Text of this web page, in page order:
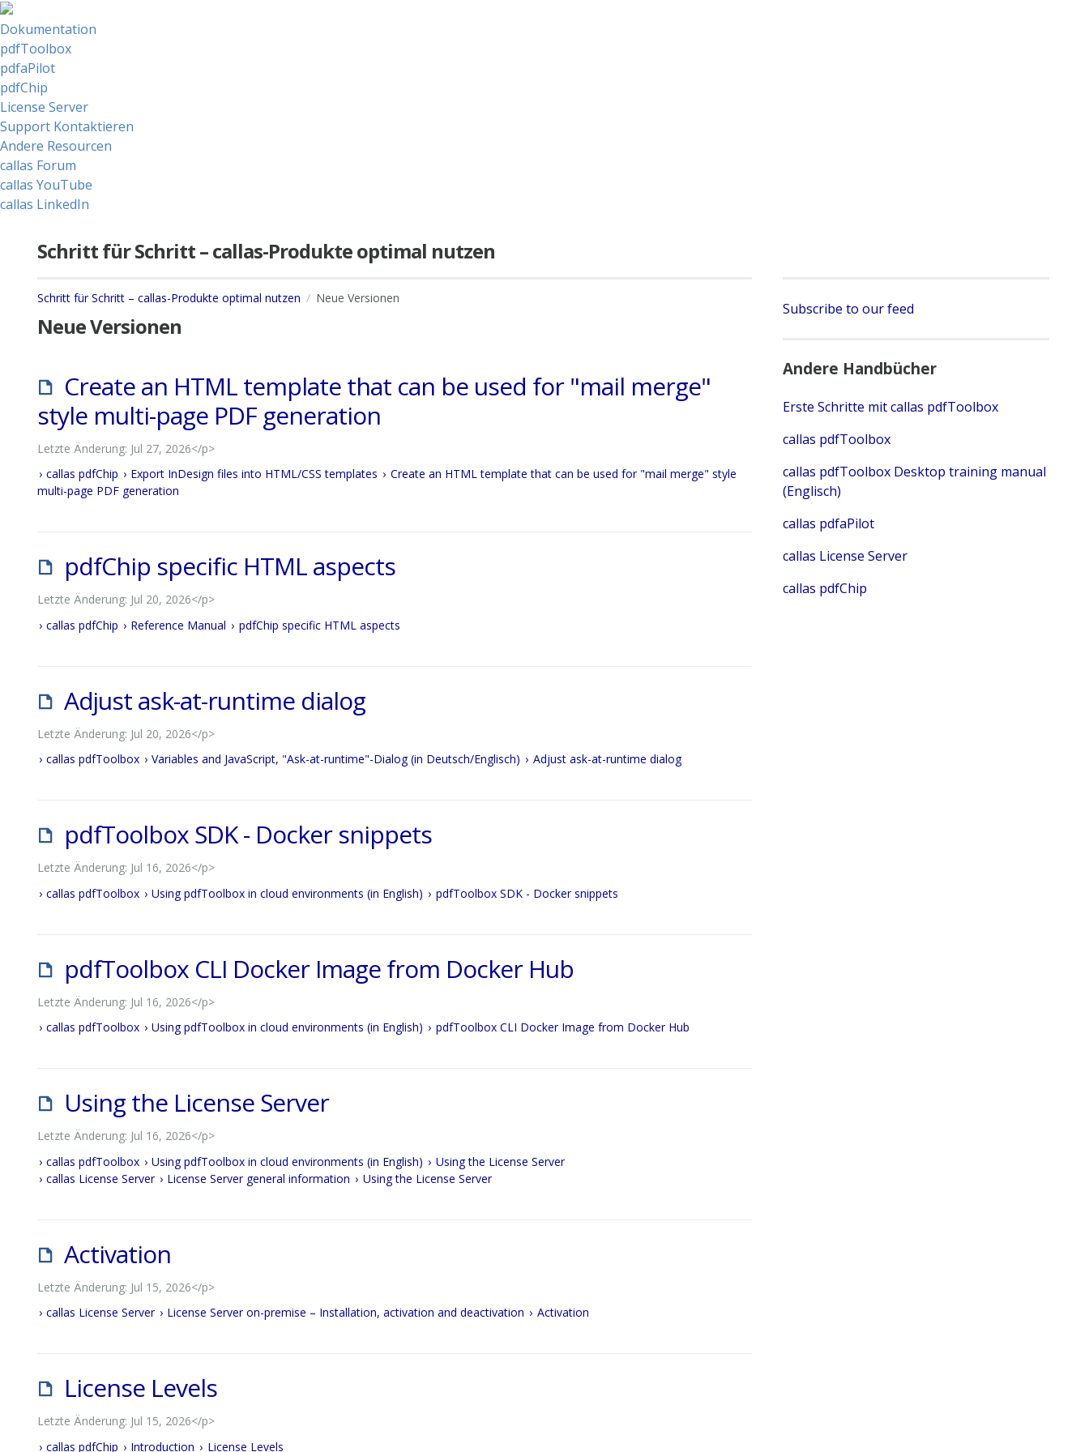
Dokumentation
pdfToolbox
pdfaPilot
pdfChip
License Server
Support Kontaktieren
Andere Resourcen
callas Forum
callas YouTube
callas LinkedIn
Schritt für Schritt – callas-Produkte optimal nutzen
Schritt für Schritt – callas-Produkte optimal nutzen Neue Versionen
Neue Versionen
Create an HTML template that can be used for "mail merge"
style multi-page PDF generation
Letzte Änderung: Jul 27, 2026</p>
callas pdfChip
Export InDesign files into HTML/CSS templates
Create an HTML template that can be used for "mail merge" style
multi-page PDF generation
pdfChip specific HTML aspects
Letzte Änderung: Jul 20, 2026</p>
callas pdfChip
Reference Manual pdfChip specific HTML aspects
Adjust ask-at-runtime dialog
Letzte Änderung: Jul 20, 2026</p>
callas pdfToolbox
Variables and JavaScript, "Ask-at-runtime"-Dialog (in Deutsch/Englisch) Adjust ask-at-runtime dialog
pdfToolbox SDK - Docker snippets
Letzte Änderung: Jul 16, 2026</p>
callas pdfToolbox
Using pdfToolbox in cloud environments (in English) pdfToolbox SDK - Docker snippets
pdfToolbox CLI Docker Image from Docker Hub
Letzte Änderung: Jul 16, 2026</p>
callas pdfToolbox
Using pdfToolbox in cloud environments (in English) pdfToolbox CLI Docker Image from Docker Hub
Using the License Server
Letzte Änderung: Jul 16, 2026</p>
callas pdfToolbox
Using pdfToolbox in cloud environments (in English)
Using the License Server
callas License Server
License Server general information Using the License Server
Activation
Letzte Änderung: Jul 15, 2026</p>
callas License Server
License Server on-premise – Installation, activation and deactivation Activation
License Levels
Letzte Änderung: Jul 15, 2026</p>
callas pdfChip
Introduction License Levels
Subscribe to our feed
Andere Handbücher
Erste Schritte mit callas pdfToolbox
callas pdfToolbox
callas pdfToolbox Desktop training manual
(Englisch)
callas pdfaPilot
callas License Server
callas pdfChip